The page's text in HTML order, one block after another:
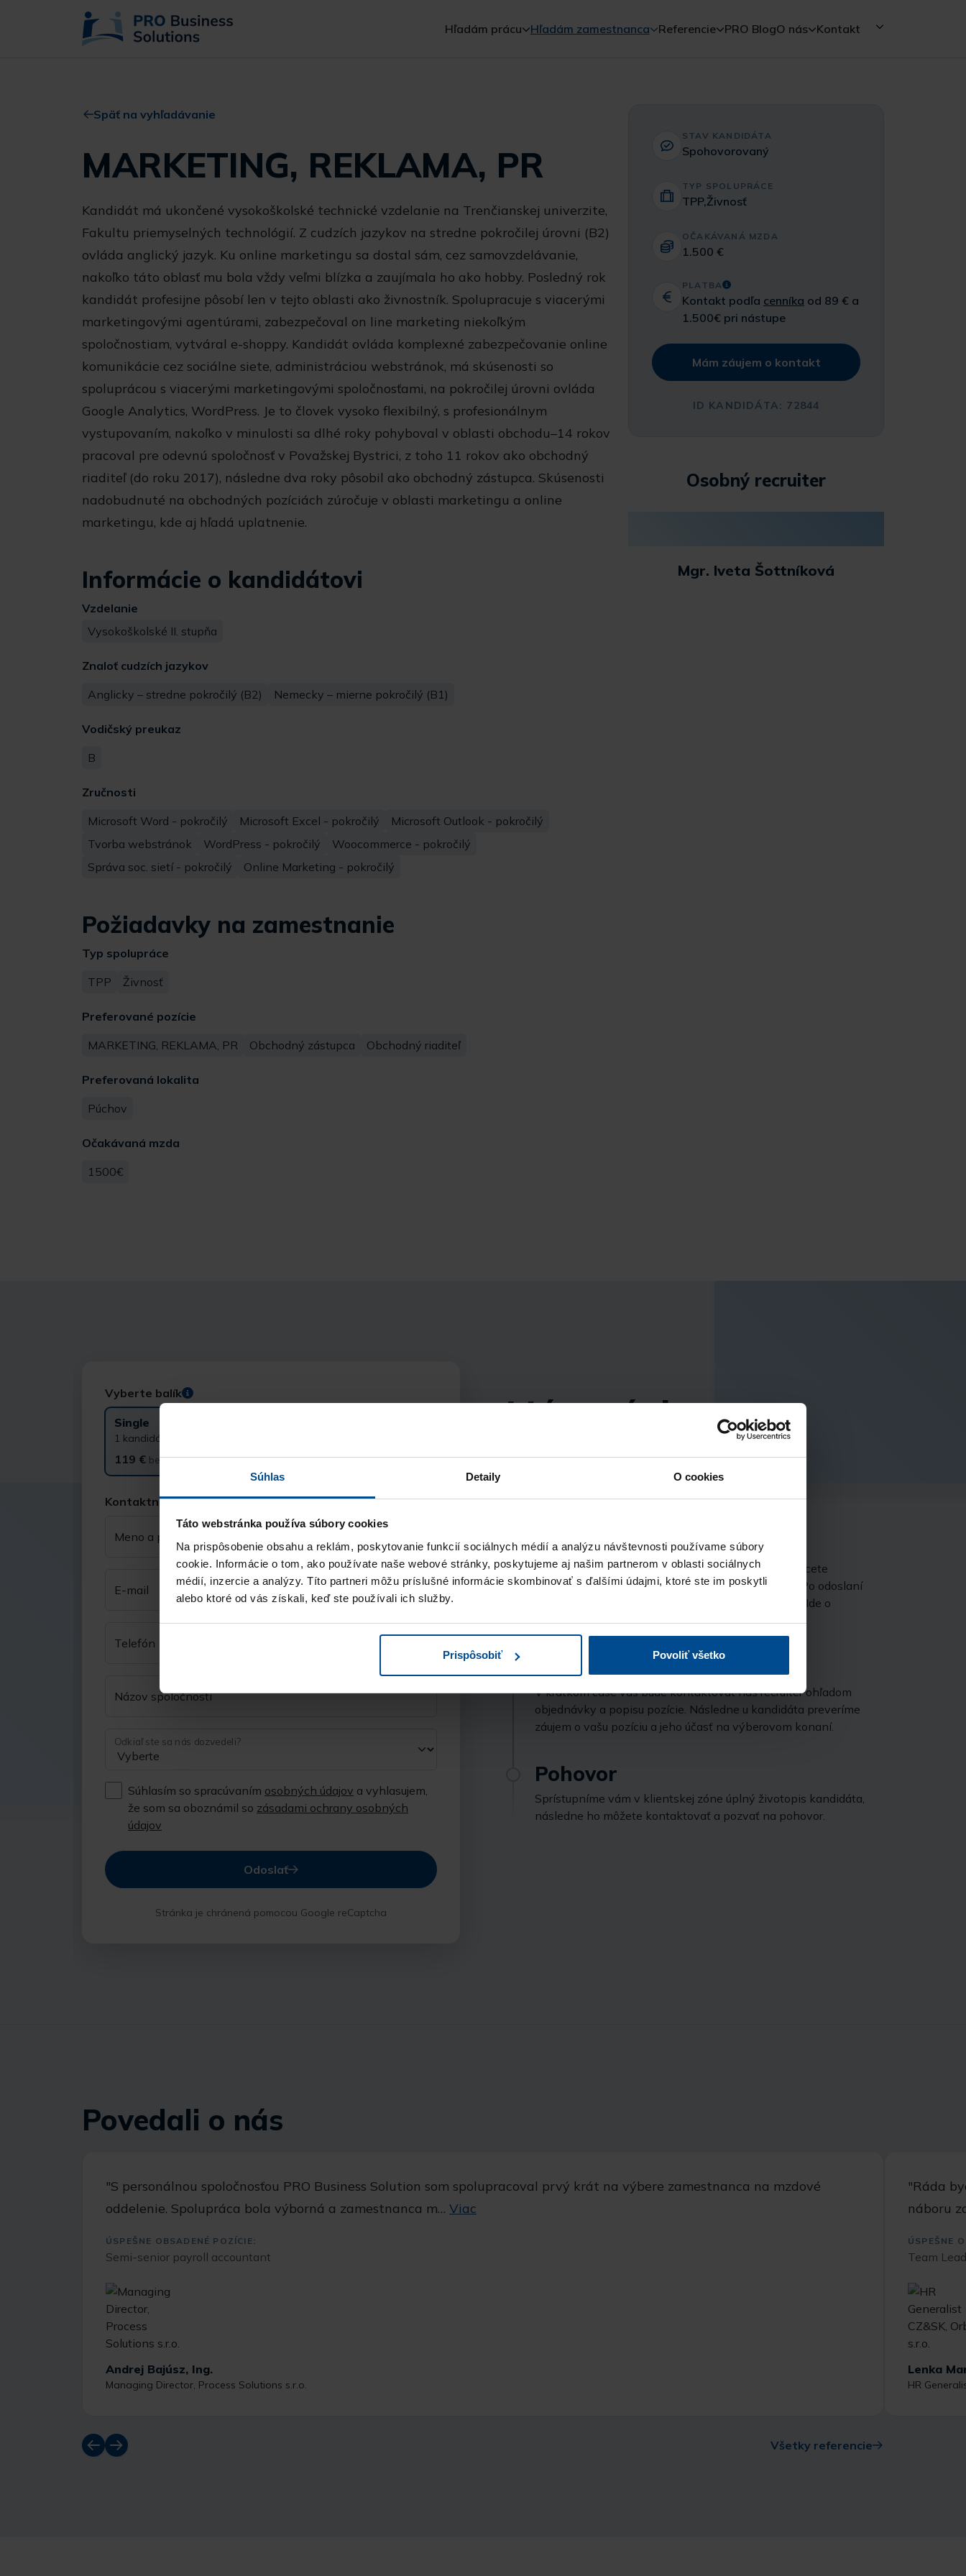
Súhlas Detaily O cookies
Táto webstránka používa súbory cookies
Na prispôsobenie obsahu a reklám, poskytovanie funkcií sociálnych médií a analýzu návštevnosti používame súbory
cookie. Informácie o tom, ako používate naše webové stránky, poskytujeme aj našim partnerom v oblasti sociálnych
médií, inzercie a analýzy. Títo partneri môžu príslušné informácie skombinovať s ďalšími údajmi, ktoré ste im poskytli
alebo ktoré od vás získali, keď ste používali ich služby.
Prispôsobiť Povoliť všetko
Hľadám prácu Hľadám zamestnanca Referencie PRO BlogO nás Kontakt
Späť na vyhľadávanie
MARKETING, REKLAMA, PR
Kandidát má ukončené vysokoškolské technické vzdelanie na Trenčianskej univerzite,
Fakultu priemyselných technológií. Z cudzích jazykov na stredne pokročilej úrovni (B2)
ovláda anglický jazyk. Ku online marketingu sa dostal sám, cez samovzdelávanie,
nakoľko táto oblasť mu bola vždy veľmi blízka a zaujímala ho ako hobby. Posledný rok
kandidát profesijne pôsobí len v tejto oblasti ako živnostník. Spolupracuje s viacerými
marketingovými agentúrami, zabezpečoval on line marketing niekoľkým
spoločnostiam, vytváral e-shoppy. Kandidát ovláda komplexné zabezpečovanie online
komunikácie cez sociálne siete, administráciou webstránok, má skúsenosti so
spoluprácou s viacerými marketingovými spoločnosťami, na pokročilej úrovni ovláda
Google Analytics, WordPress. Je to človek vysoko flexibilný, s profesionálnym
vystupovaním, nakoľko v minulosti sa dlhé roky pohyboval v oblasti obchodu–14 rokov
pracoval pre odevnú spoločnosť v Považskej Bystrici, z toho 11 rokov ako obchodný
riaditeľ (do roku 2017), následne dva roky pôsobil ako obchodný zástupca. Skúsenosti
nadobudnuté na obchodných pozíciách zúročuje v oblasti marketingu a online
marketingu, kde aj hľadá uplatnenie.
Informácie o kandidátovi
Vzdelanie
Vysokoškolské II. stupňa
Znaloť cudzích jazykov
Anglicky – stredne pokročilý (B2)
Nemecky – mierne pokročilý (B1)
Vodičský preukaz
B
Zručnosti
Microsoft Word - pokročilý
Microsoft Excel - pokročilý
Microsoft Outlook - pokročilý
Tvorba webstránok
WordPress - pokročilý
Woocommerce - pokročilý
Správa soc. sietí - pokročilý
Online Marketing - pokročilý
Požiadavky na zamestnanie
Typ spolupráce
TPP
Živnosť
Preferované pozície
MARKETING, REKLAMA, PR
Obchodný zástupca Obchodný riaditeľ
Preferovaná lokalita
Púchov
Očakávaná mzda
1500€
STAV KANDIDÁTA
Spohovorovaný
TYP SPOLUPRÁCE
TPP,Živnosť
OČAKÁVANÁ MZDA
1.500 €
PLATBA
Kontakt podľa cenníka od 89 € a
1.500€ pri nástupe
Mám záujem o kontakt
ID KANDIDÁTA: 72844
Osobný recruiter
Mgr. Iveta Šottníková
Vyberte balík
Single
1 kandidát
119 € bez DPH 490 € bez DPH 890 € bez DPH
Kontaktné údaje
Meno a priezvisko
E-mail
Telefón
Názov spoločnosti
Odkiaľ ste sa nás dozvedeli?
Súhlasím so spracúvaním osobných údajov a vyhlasujem,
že som sa oboznámil so zásadami ochrany osobných
údajov
Odoslať
Stránka je chránená pomocou Google reCaptcha
Mám záujem
o kontakt na
kandidáta
Vyplňte formulár
Vyberte si balík podľa počtu kandidátov, ktorých chcete
kontaktovať, a pošlite nám svoje kontaktné údaje. Po odoslaní
vám príde notifikácia s potvrdením prijatia žiadosti. Ide o
nazáväznú objednávku.
Kontakt
V krátkom čase vás bude kontaktovať náš recruiter ohľadom
objednávky a popisu pozície. Následne u kandidáta preveríme
záujem o vašu pozíciu a jeho účasť na výberovom konaní.
Pohovor
Sprístupníme vám v klientskej zóne úplný životopis kandidáta,
následne ho môžete kontaktovať a pozvať na pohovor.
Povedali o nás
"S personálnou spoločnosťou PRO Business Solution som spolupracoval prvý krát na výbere zamestnanca na mzdové
oddelenie. Spolupráca bola výborná a zamestnanca m… Viac
ÚSPEŠNE OBSADENÉ POZÍCIE:
Semi-senior payroll accountant
Andrej Bajúsz, Ing.
Managing Director, Process Solutions s.r.o.
"Ráda
náboru
ÚSPEŠNE
Team
Lenka
HR
Všetky referencie